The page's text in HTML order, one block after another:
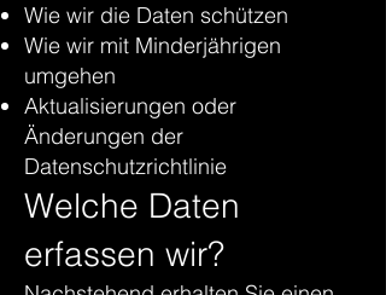
Wie wir die Daten schützen
Wie wir mit Minderjährigen
umgehen
Aktualisierungen oder
Änderungen der
Datenschutzrichtlinie
Welche Daten
erfassen wir?